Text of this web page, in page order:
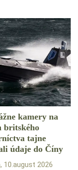
kamery na
britského
tajne
údaje do Číny
10.august 2026